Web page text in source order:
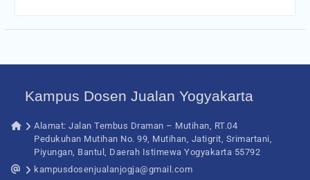
Kampus Dosen Jualan Yogyakarta
Alamat: Jalan Tembus Draman – Mutihan, RT.04
Pedukuhan Mutihan No. 99, Mutihan, Jatigrit, Srimartani,
Piyungan, Bantul, Daerah Istimewa Yogyakarta 55792
kampusdosenjualanjogja@gmail.com